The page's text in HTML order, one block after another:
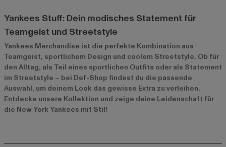
Yankees Stuff: Dein modisches Statement für
Teamgeist und Streetstyle
Yankees Merchandise ist die perfekte Kombination aus
Teamgeist, sportlichem Design und coolem Streetstyle. Ob für
den Alltag, als Teil eines sportlichen Outfits oder als Statement
im Streetstyle – bei Def-Shop findest du die passende
Auswahl, um deinem Look das gewisse Extra zu verleihen.
Entdecke unsere Kollektion und zeige deine Leidenschaft für
die New York Yankees mit Stil!